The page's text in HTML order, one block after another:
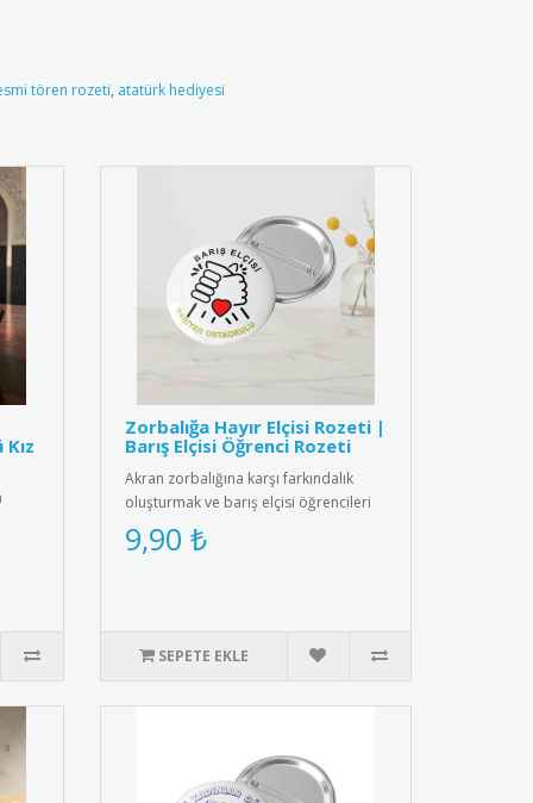
tören rozeti, atatürk hediyesi
Zorbalığa Hayır Elçisi Rozeti |
Barış Elçisi Öğrenci Rozeti
Akran zorbalığına karşı farkındalık
oluşturmak ve barış elçisi öğrencileri
ödüllendirmek için tasarl..
9,90 ₺
SEPETE EKLE